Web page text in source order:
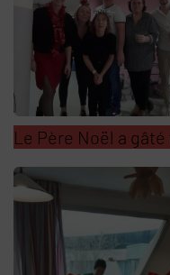
Le Père Noël a